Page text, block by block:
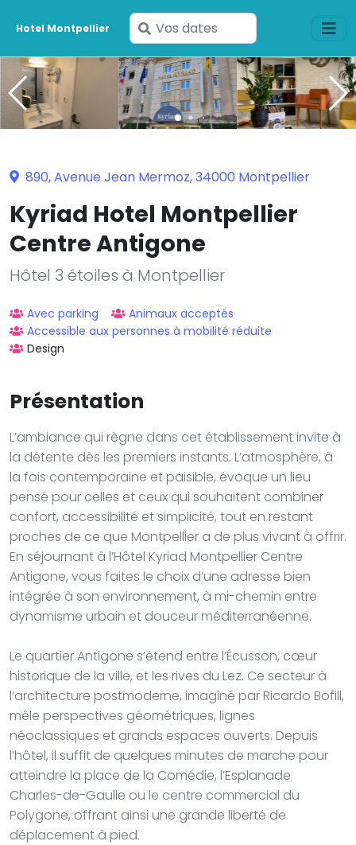
Hotel Montpellier
Saisissez
vos
dates
890, Avenue Jean Mermoz, 34000 Montpellier
Kyriad Hotel Montpellier
Centre Antigone
Hôtel 3 étoiles à Montpellier
Avec parking
Animaux acceptés
Accessible aux personnes à mobilité réduite
Design
Présentation
L’ambiance qui règne dans cet établissement invite à
la détente dès les premiers instants. L’atmosphère, à
la fois contemporaine et paisible, évoque un lieu
pensé pour celles et ceux qui souhaitent combiner
confort, accessibilité et simplicité, tout en restant
proches de ce que Montpellier a de plus vivant à offrir.
En séjournant à l’Hôtel Kyriad Montpellier Centre
Antigone, vous faites le choix d’une adresse bien
intégrée à son environnement, à mi-chemin entre
dynamisme urbain et douceur méditerranéenne.
Le quartier Antigone s’étend entre l’Écusson, cœur
historique de la ville, et les rives du Lez. Ce secteur à
l’architecture postmoderne, imaginé par Ricardo Bofill,
mêle perspectives géométriques, lignes
néoclassiques et grands espaces ouverts. Depuis
l’hôtel, il suffit de quelques minutes de marche pour
atteindre la place de la Comédie, l’Esplanade
Charles-de-Gaulle ou le centre commercial du
Polygone, offrant ainsi une grande liberté de
déplacement à pied.